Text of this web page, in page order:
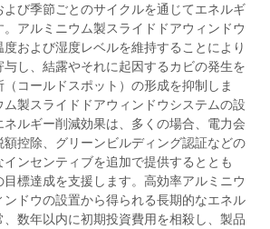
び季節ごとのサイクルを通じてエネルギ
アルミニウム製スライドドアウィンドウ
および湿度レベルを維持することにより
し、結露やそれに起因するカビの発生を
コールドスポット）の形成を抑制しま
製スライドドアウィンドウシステムの設
ルギー削減効果は、多くの場合、電力会
控除、グリーンビルディング認証などの
ンセンティブを追加で提供するととも
標達成を支援します。高効率アルミニウ
ドウの設置から得られる長期的なエネル
数年以内に初期投資費用を相殺し、製品